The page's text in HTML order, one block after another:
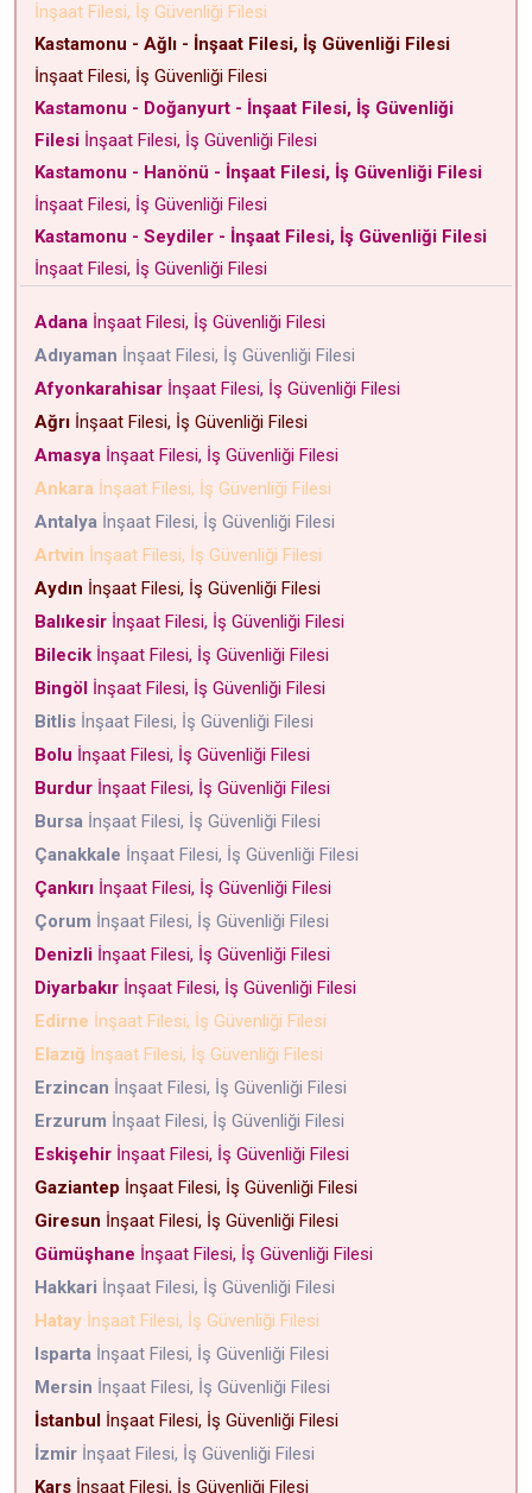
İnşaat Filesi, İş Güvenliği Filesi
Kastamonu - Ağlı - İnşaat Filesi, İş Güvenliği Filesi
İnşaat Filesi, İş Güvenliği Filesi
Kastamonu - Doğanyurt - İnşaat Filesi, İş Güvenliği
Filesi İnşaat Filesi, İş Güvenliği Filesi
Kastamonu - Hanönü - İnşaat Filesi, İş Güvenliği Filesi
İnşaat Filesi, İş Güvenliği Filesi
Kastamonu - Seydiler - İnşaat Filesi, İş Güvenliği Filesi
İnşaat Filesi, İş Güvenliği Filesi
Adana İnşaat Filesi, İş Güvenliği Filesi
Adıyaman İnşaat Filesi, İş Güvenliği Filesi
Afyonkarahisar İnşaat Filesi, İş Güvenliği Filesi
Ağrı İnşaat Filesi, İş Güvenliği Filesi
Amasya İnşaat Filesi, İş Güvenliği Filesi
Ankara İnşaat Filesi, İş Güvenliği Filesi
Antalya İnşaat Filesi, İş Güvenliği Filesi
Artvin İnşaat Filesi, İş Güvenliği Filesi
Aydın İnşaat Filesi, İş Güvenliği Filesi
Balıkesir İnşaat Filesi, İş Güvenliği Filesi
Bilecik İnşaat Filesi, İş Güvenliği Filesi
Bingöl İnşaat Filesi, İş Güvenliği Filesi
Bitlis İnşaat Filesi, İş Güvenliği Filesi
Bolu İnşaat Filesi, İş Güvenliği Filesi
Burdur İnşaat Filesi, İş Güvenliği Filesi
Bursa İnşaat Filesi, İş Güvenliği Filesi
Çanakkale İnşaat Filesi, İş Güvenliği Filesi
Çankırı İnşaat Filesi, İş Güvenliği Filesi
Çorum İnşaat Filesi, İş Güvenliği Filesi
Denizli İnşaat Filesi, İş Güvenliği Filesi
Diyarbakır İnşaat Filesi, İş Güvenliği Filesi
Edirne İnşaat Filesi, İş Güvenliği Filesi
Elazığ İnşaat Filesi, İş Güvenliği Filesi
Erzincan İnşaat Filesi, İş Güvenliği Filesi
Erzurum İnşaat Filesi, İş Güvenliği Filesi
Eskişehir İnşaat Filesi, İş Güvenliği Filesi
Gaziantep İnşaat Filesi, İş Güvenliği Filesi
Giresun İnşaat Filesi, İş Güvenliği Filesi
Gümüşhane İnşaat Filesi, İş Güvenliği Filesi
Hakkari İnşaat Filesi, İş Güvenliği Filesi
Hatay İnşaat Filesi, İş Güvenliği Filesi
Isparta İnşaat Filesi, İş Güvenliği Filesi
Mersin İnşaat Filesi, İş Güvenliği Filesi
İstanbul İnşaat Filesi, İş Güvenliği Filesi
İzmir İnşaat Filesi, İş Güvenliği Filesi
Kars İnşaat Filesi, İş Güvenliği Filesi